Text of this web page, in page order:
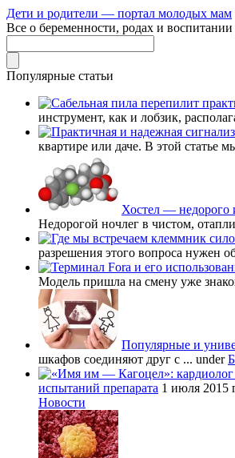
Дети и родители — портал молодых мам
Все о беременности, родах и воспитании
Популярные статьи
инструмент, как и лобзик,
квартире или даче. В этой статье
Хостел — недорого
Недорогой ночлег в чистом,
разрешения этого вопроса нужен
Модель пришла на смену уже
Популярные и
шкафов соединяют друг с ... under
испытаний препарата 1 июля 2015
Новости